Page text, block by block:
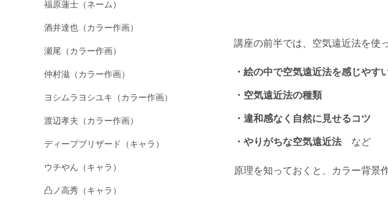
福原蓮士（ネーム）
酒井達也（カラー作画）
瀬尾（カラー作画）
仲村滋（カラー作画）
ヨシムラヨシユキ（カラー作画）
渡辺孝夫（カラー作画）
ディープブリザード（キャラ）
ウチやん（キャラ）
凸ノ高秀（キャラ）
講座の前半では、空気遠近法を使
・絵の中で空気遠近法を感じやす
・空気遠近法の種類
・違和感なく自然に見せるコツ
・やりがちな空気遠近法 など
原理を知っておくと、カラー背景